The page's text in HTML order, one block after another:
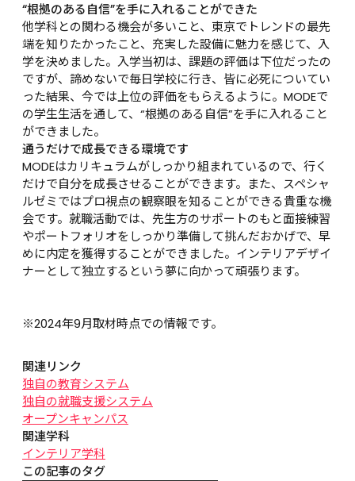
“根拠のある自信”を手に入れることができた
他学科との関わる機会が多いこと、東京でトレンドの最先
端を知りたかったこと、充実した設備に魅力を感じて、入
学を決めました。入学当初は、課題の評価は下位だったの
ですが、諦めないで毎日学校に行き、皆に必死についてい
った結果、今では上位の評価をもらえるように。MODEで
の学生生活を通して、“根拠のある自信”を手に入れること
ができました。
通うだけで成長できる環境です
MODEはカリキュラムがしっかり組まれているので、行く
だけで自分を成長させることができます。また、スペシャ
ルゼミではプロ視点の観察眼を知ることができる貴重な機
会です。就職活動では、先生方のサポートのもと面接練習
やポートフォリオをしっかり準備して挑んだおかげで、早
めに内定を獲得することができました。インテリアデザイ
ナーとして独立するという夢に向かって頑張ります。
※2024年9月取材時点での情報です。
関連リンク
独自の教育システム
独自の就職支援システム
オープンキャンパス
関連学科
インテリア学科
この記事のタグ